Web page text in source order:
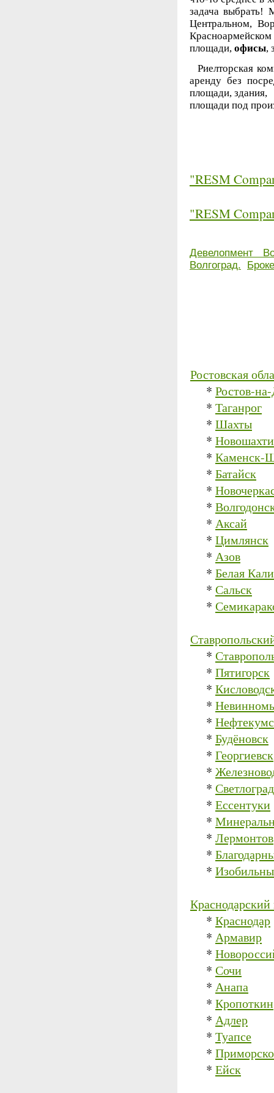
задача выбрать!
Центральном,
площади, офисы,
Риелторская
аренду без
площади, здания,
площади под
"RESM
"RESM
Девелопмент
Волгоград.
Ростовская
* Ростов-
* Таганрог
* Шахты
*
* Каменск-
* Батайск
*
*
* Аксай
* Цимлянск
* Азов
* Белая
* Сальск
*
*
* Пятигорск
*
*
*
* Будёновск
* Георгиевск
*
* Светлоград
* Ессентуки
*
* Лермонтов
*
*
Краснодарский
* Краснодар
* Армавир
*
* Сочи
* Анапа
* Кропоткин
* Адлер
* Туапсе
*
* Ейск